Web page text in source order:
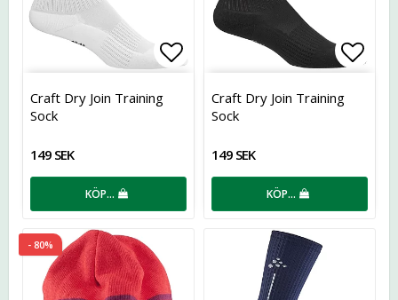
Lägg till i favoritlistan
Craft Dry Join Training
Sock
149 SEK
KÖP…
Craft Dry Join Training
Sock
149 SEK
KÖP…
- 80%